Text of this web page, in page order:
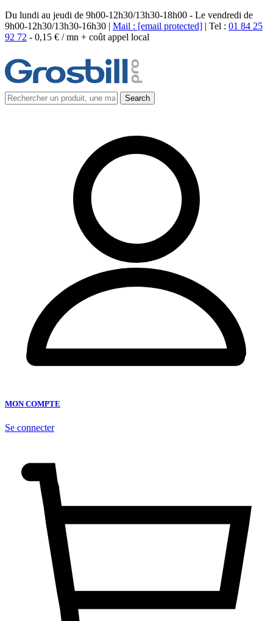
Du lundi au jeudi de 9h00-12h30/13h30-18h00 - Le vendredi de
9h00-12h30/13h30-16h30 | Mail : [email protected] | Tel : 01 84 25
92 72 - 0,15 € / mn + coût appel local
MON COMPTE
Se connecter